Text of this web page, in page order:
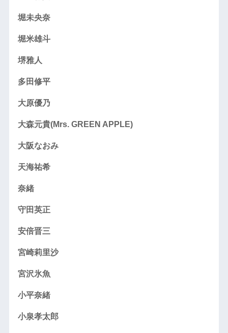
堀未央奈
堀米雄斗
堺雅人
多田修平
大原優乃
大森元貴(Mrs. GREEN APPLE)
大阪なおみ
天海祐希
奈緒
守田英正
安倍晋三
宮崎莉里沙
宮沢氷魚
小平奈緒
小泉孝太郎